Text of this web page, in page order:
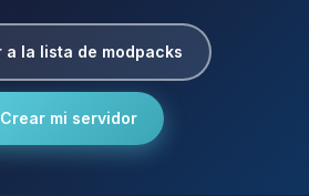
a la lista de modpacks
Crear mi servidor